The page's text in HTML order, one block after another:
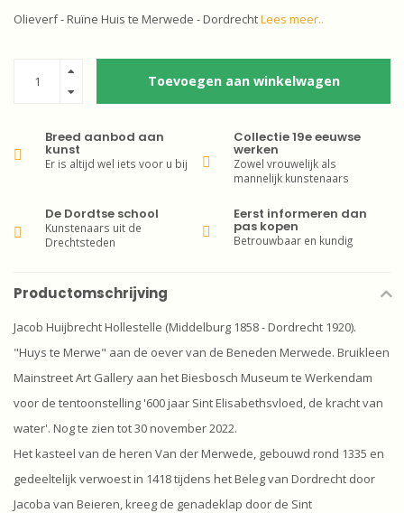
Olieverf - Ruïne Huis te Merwede - DordrechtLees meer..
Toevoegen aan winkelwagen
Breed aanbod aan
kunst
Er is altijd wel iets voor u bij
Collectie 19e eeuwse
werken
Zowel vrouwelijk als
mannelijk kunstenaars
De Dordtse school
Kunstenaars uit de
Drechtsteden
Eerst informeren dan
pas kopen
Betrouwbaar en kundig
Productomschrijving
Jacob Huijbrecht Hollestelle (Middelburg 1858 - Dordrecht 1920).
"Huys te Merwe" aan de oever van de Beneden Merwede. Bruikleen
Mainstreet Art Gallery aan het Biesbosch Museum te Werkendam
voor de tentoonstelling '600 jaar Sint Elisabethsvloed, de kracht van
water'. Nog te zien tot 30 november 2022.
Het kasteel van de heren Van der Merwede, gebouwd rond 1335 en
gedeeltelijk verwoest in 1418 tijdens het Beleg van Dordrecht door
Jacoba van Beieren, kreeg de genadeklap door de Sint